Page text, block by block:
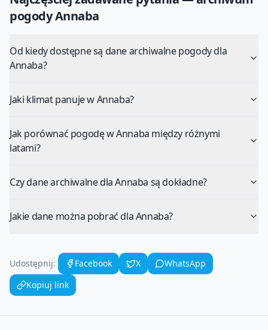
pogodyAnnaba
Od kiedy dostępne są dane archiwalne pogody dla
Annaba?
Jaki klimat panuje w Annaba?
Jak porównać pogodę w Annaba między różnymi
latami?
Czy dane archiwalne dla Annaba są dokładne?
Jakie dane można pobrać dla Annaba?
Udostępnij: Facebook X
WhatsApp
Kopiuj link